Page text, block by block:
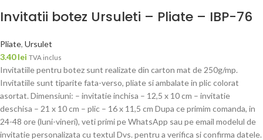
Invitatii botez Ursuleti – Pliate – IBP-76
Pliate, Ursulet
3.40lei TVA inclus
Invitatiile pentru botez sunt realizate din carton mat de 250g/mp.
Invitatiile sunt tiparite fata-verso, pliate si ambalate in plic colorat
asortat. Dimensiuni: – invitatie inchisa – 12,5 x 10 cm – invitatie
deschisa – 21 x 10 cm – plic – 16 x 11,5 cm Dupa ce primim comanda, in
24-48 ore (luni-vineri), veti primi pe WhatsApp sau pe email modelul de
invitatie personalizata cu textul Dvs. pentru a verifica si confirma datele.